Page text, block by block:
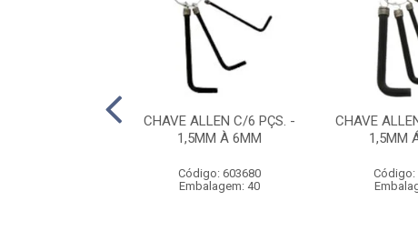
CHAVE ALLEN C/6 PÇS. -
1,5MM À 6MM
Código: 603680
Embalagem: 40
CHAVE
1,5MM
Código: